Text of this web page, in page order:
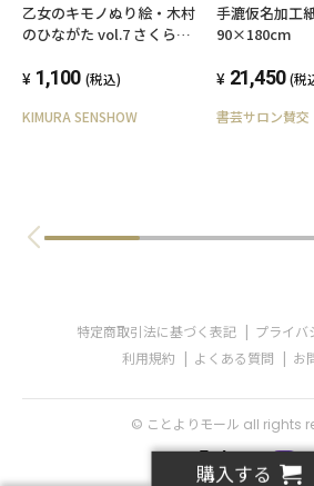
購入する
乙女のキモノぬり絵・木村
のひながた vol.7 さくらち
1,100 (税込)
KIMURA SENSHOW
手漉仮名加
90×180cm
21,450 (税
書芸サロン賛交
特定商取引法に基づく表記
プライバ
利用規約
よくある質問 お
© ことよりモール all rights